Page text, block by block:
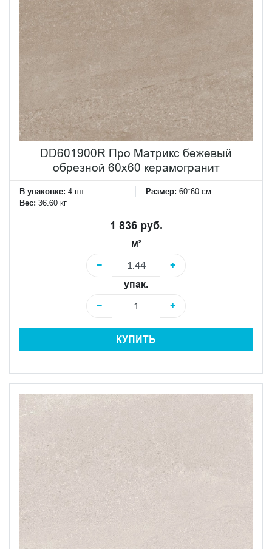
DD601900R Про Матрикс бежевый
обрезной 60x60 керамогранит
В упаковке: 4 шт Размер: 60*60 см
Вес: 36.60 кг
1 836 руб.
м²
−
+
упак.
−
+
КУПИТЬ